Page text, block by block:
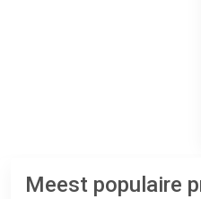
Meest populaire